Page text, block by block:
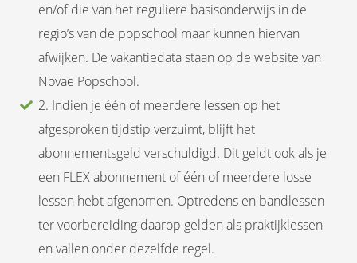
en/of die van het reguliere basisonderwijs in de
regio’s van de popschool maar kunnen hiervan
afwijken. De vakantiedata staan op de website van
Novae Popschool.
2. Indien je één of meerdere lessen op het
afgesproken tijdstip verzuimt, blijft het
abonnementsgeld verschuldigd. Dit geldt ook als je
een FLEX abonnement of één of meerdere losse
lessen hebt afgenomen. Optredens en bandlessen
ter voorbereiding daarop gelden als praktijklessen
en vallen onder dezelfde regel.